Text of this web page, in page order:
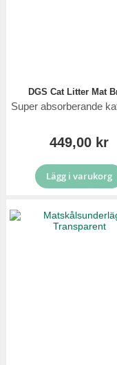
DGS Cat Litter Mat
Super absorberande
449,00 kr
Lägg i varukorg